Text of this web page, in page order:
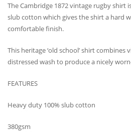
The Cambridge 1872 vintage rugby shirt
slub cotton which gives the shirt a hard
comfortable finish.
This heritage ‘old school’ shirt combines
distressed wash to produce a nicely
FEATURES
Heavy duty 100% slub cotton
380gsm